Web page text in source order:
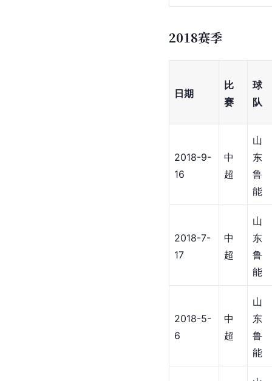
2018赛季
日期
比
赛
球
队
2018-9-
16
中
超
山
东
鲁
能
2018-7-
17
中
超
山
东
鲁
能
2018-5-
6
中
超
山
东
鲁
能